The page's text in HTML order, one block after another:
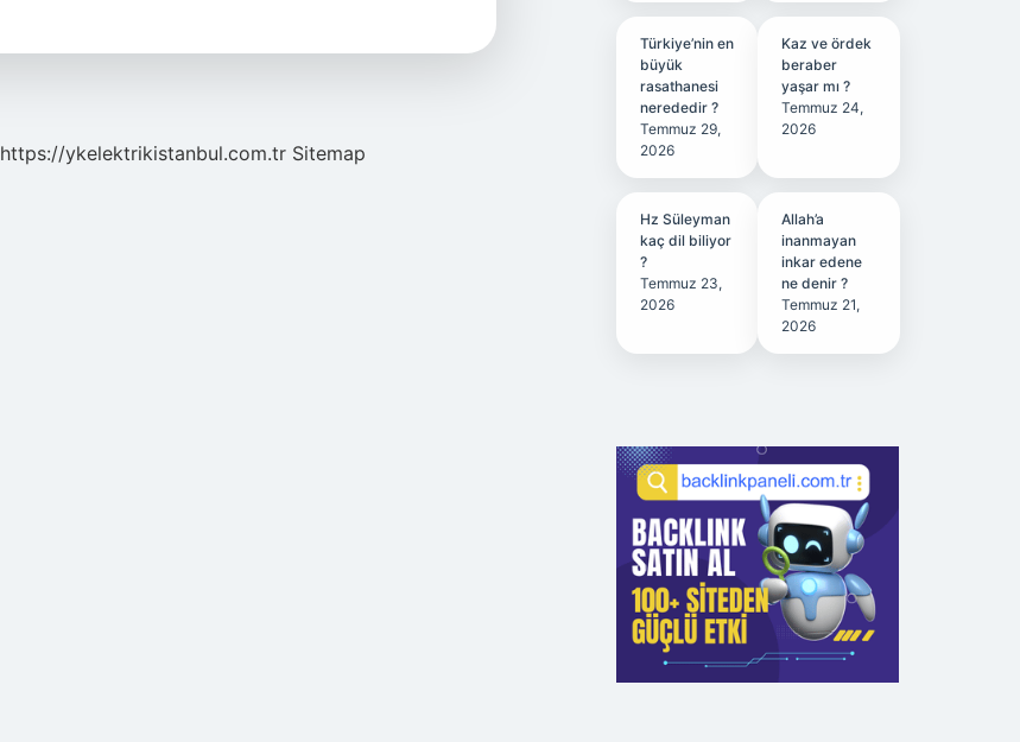
https://ykelektrikistanbul.com.tr Sitemap
Türkiye’nin en
büyük
rasathanesi
nerededir ?
Temmuz 29,
2026
Kaz ve ördek
beraber
yaşar mı ?
Temmuz 24,
2026
Hz Süleyman
kaç dil biliyor
?
Temmuz 23,
2026
Allah’a
inanmayan
inkar edene
ne denir ?
Temmuz 21,
2026